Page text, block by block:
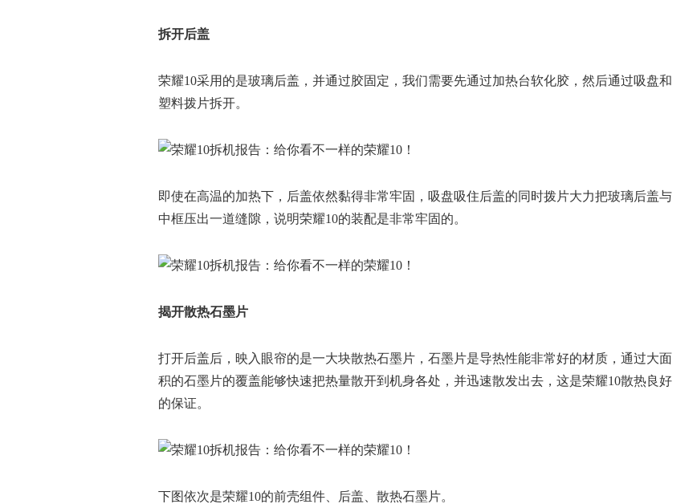
拆开后盖
荣耀10采用的是玻璃后盖，并通过胶固定，我们需要先通过加热台软化胶，然后通过吸盘和
塑料拨片拆开。
即使在高温的加热下，后盖依然黏得非常牢固，吸盘吸住后盖的同时拨片大力把玻璃后盖与
中框压出一道缝隙，说明荣耀10的装配是非常牢固的。
揭开散热石墨片
打开后盖后，映入眼帘的是一大块散热石墨片，石墨片是导热性能非常好的材质，通过大面
积的石墨片的覆盖能够快速把热量散开到机身各处，并迅速散发出去，这是荣耀10散热良好
的保证。
下图依次是荣耀10的前壳组件、后盖、散热石墨片。